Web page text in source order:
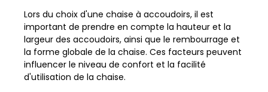
Lors du choix d'une chaise à accoudoirs, il est
important de prendre en compte la hauteur et la
largeur des accoudoirs, ainsi que le rembourrage et
la forme globale de la chaise. Ces facteurs peuvent
influencer le niveau de confort et la facilité
d'utilisation de la chaise.